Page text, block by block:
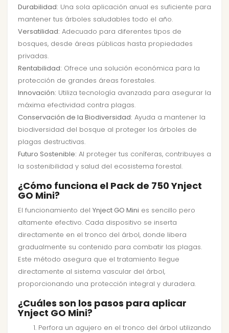
Durabilidad: Una sola aplicación anual es suficiente para
mantener tus árboles saludables todo el año.
Versatilidad: Adecuado para diferentes tipos de
bosques, desde áreas públicas hasta propiedades
privadas.
Rentabilidad: Ofrece una solución económica para la
protección de grandes áreas forestales.
Innovación: Utiliza tecnología avanzada para asegurar la
máxima efectividad contra plagas.
Conservación de la Biodiversidad: Ayuda a mantener la
biodiversidad del bosque al proteger los árboles de
plagas destructivas.
Futuro Sostenible: Al proteger tus coníferas, contribuyes a
la sostenibilidad y salud del ecosistema forestal.
¿Cómo funciona el Pack de 750 Ynject
GO Mini?
El funcionamiento del Ynject GO Mini es sencillo pero
altamente efectivo. Cada dispositivo se inserta
directamente en el tronco del árbol, donde libera
gradualmente su contenido para combatir las plagas.
Este método asegura que el tratamiento llegue
directamente al sistema vascular del árbol,
proporcionando una protección integral y duradera.
¿Cuáles son los pasos para aplicar
Ynject GO Mini?
Perfora un agujero en el tronco del árbol utilizando